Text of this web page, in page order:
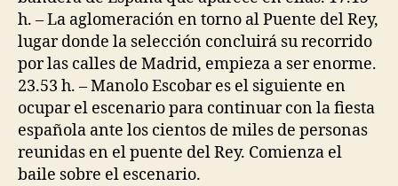
h. – La aglomeración en torno al Puente del Rey,
lugar donde la selección concluirá su recorrido
por las calles de Madrid, empieza a ser enorme.
23.53 h. – Manolo Escobar es el siguiente en
ocupar el escenario para continuar con la fiesta
española ante los cientos de miles de personas
reunidas en el puente del Rey. Comienza el
baile sobre el escenario.